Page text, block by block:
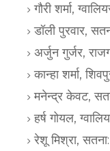
गौरी शर्मा,
डॉली पुरवार,
अर्जुन गुर्जर,
कान्हा शर्मा,
मनेन्द्र केवट,
हर्ष गोयल,
रेशू मिश्रा,